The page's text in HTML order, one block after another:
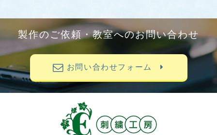
製作のご依頼・教室へのお問い合わせ
お問い合わせフォーム